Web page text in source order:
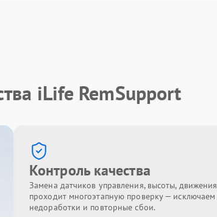
iLife RemSupport
Контроль качества
Замена датчиков управления, высоты, движения
проходит многоэтапную проверку — исключаем
недоработки и повторные сбои.